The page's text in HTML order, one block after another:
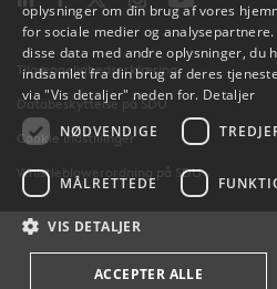
Tilgængelighedserklæring
Databeskyttelse på SDU
Cookie indstillinger
Whistleblowerordning på SDU
oplysninger om din brug af vores
for sociale medier og
disse data med andre oplysninger, du
indsamlet fra din brug af deres
via "Vis detaljer" neden for. Detaljer
NØDVENDIGE
MÅLRETTEDE
VIS DETALJER
ACCEPTER ALLE